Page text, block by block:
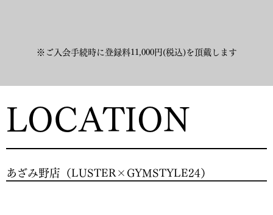
※ご入会手続時に登録料11,000円(税込)を頂戴します
LOCATION
あざみ野店（LUSTER×GYMSTYLE24）